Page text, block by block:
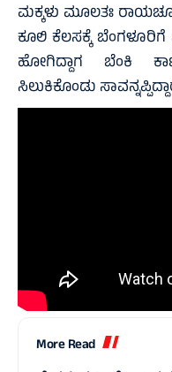
ಮಕ್ಕಳು ಮೂಲತಃ
ಕೂಲಿ ಕೆಲಸಕ್ಕೆ
ಹೋಗಿದ್ದಾಗ ಬೆಂಕಿ
ಸಿಲುಕಿಕೊಂಡು
More Read